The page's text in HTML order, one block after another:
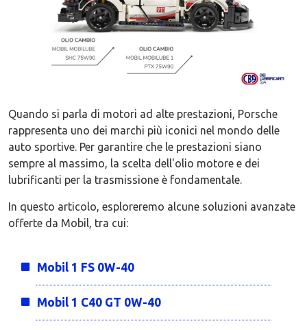
Quando si parla di motori ad alte prestazioni, Porsche
rappresenta uno dei marchi più iconici nel mondo delle
auto sportive. Per garantire che le prestazioni siano
sempre al massimo, la scelta dell'olio motore e dei
lubrificanti per la trasmissione è fondamentale.
In questo articolo, esploreremo alcune soluzioni avanzate
offerte da Mobil, tra cui:
Mobil 1 FS 0W-40
Mobil 1 C40 GT 0W-40